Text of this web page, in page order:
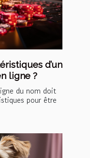
d’un
ligne ?
du nom doit
pour être